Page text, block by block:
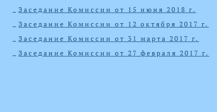
Заседание Комиссии от 15 июня 2018 г.
Заседание Комиссии от 12 октября 2017 г.
Заседание Комиссии от 31 марта 2017 г.
Заседание Комиссии от 27 февраля 2017 г.